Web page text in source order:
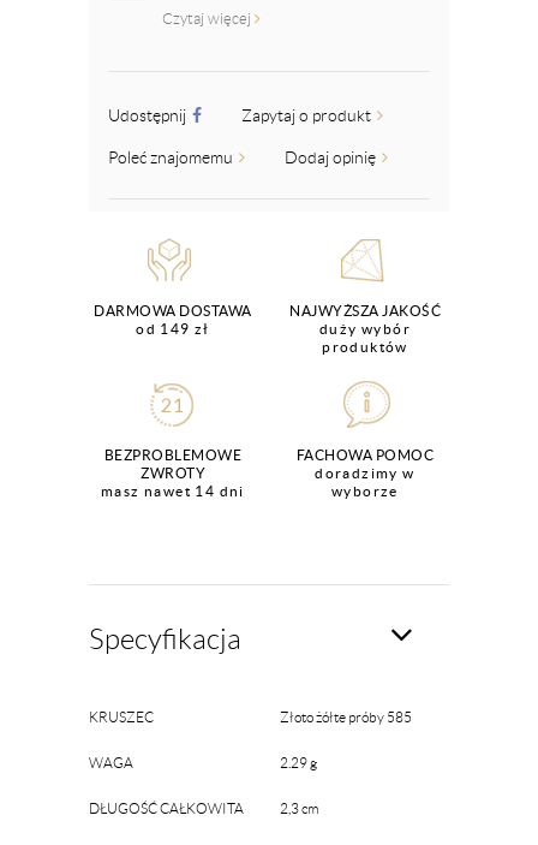
Czytaj więcej
Udostępnij Zapytaj o produkt
Poleć znajomemu Dodaj opinię
DARMOWA DOSTAWA
od 149 zł
NAJWYŻSZA JAKOŚĆ
duży wybór
produktów
BEZPROBLEMOWE
ZWROTY
masz nawet 14 dni
FACHOWA POMOC
doradzimy w
wyborze
Specyfikacja
KRUSZEC Złoto żółte próby 585
WAGA 2.29 g
DŁUGOŚĆ CAŁKOWITA 2,3 cm